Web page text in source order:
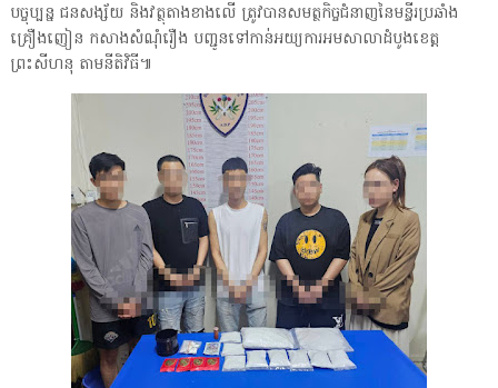
បច្ចុប្បន្ន ជនសង្ស័យ និងវត្ថុតាងខាងលើ ត្រូវបានសមត្ថកិច្ចជំនាញនៃមន្ទីរប្រឆាំង
គ្រឿងញៀន កសាងសំណុំរឿង បញ្ជូនទៅកាន់អយ្យការអមសាលាដំបូងខេត្ត
ព្រះសីហនុ តាមនីតិវិធី៕